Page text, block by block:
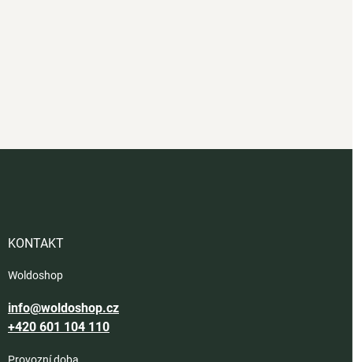
KONTAKT
Woldoshop
info@woldoshop.cz
+420 601 104 110
Provozní doba